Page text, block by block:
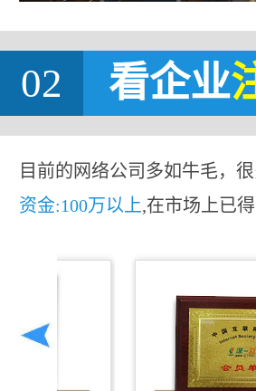
02 看企业
目前的网络公司多如牛毛，
资金:100万以上,在市场上已